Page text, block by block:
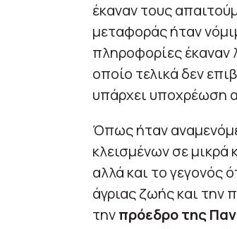
έκαναν τους
μεταφοράς ήταν
πληροφορίες έκαναν
οποίο τελικά δεν
υπάρχει υποχρέωση
Όπως ήταν
κλεισμένων σε μικρά
αλλά και το γεγονός
άγριας ζωής και την
τηνπρόεδρο της